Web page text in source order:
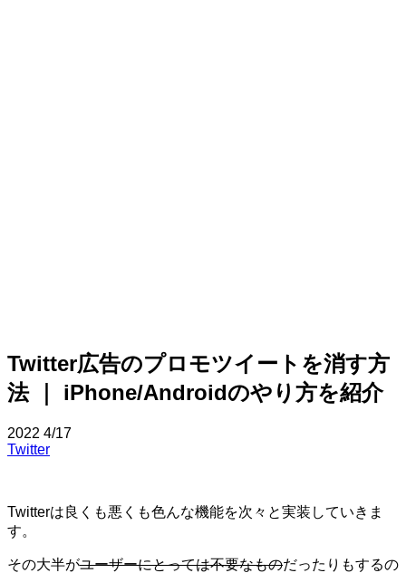
Twitter広告のプロモツイートを消す方
法 ｜ iPhone/Androidのやり方を紹介
2022 4/17
Twitter
Twitterは良くも悪くも色んな機能を次々と実装していきま
す。
その大半がユーザーにとっては不要なものだったりもするの